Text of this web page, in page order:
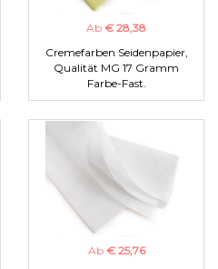
Ab € 28,38
Cremefarben Seidenpapier,
Qualität MG 17 Gramm
Farbe-Fast.
Ab € 25,76